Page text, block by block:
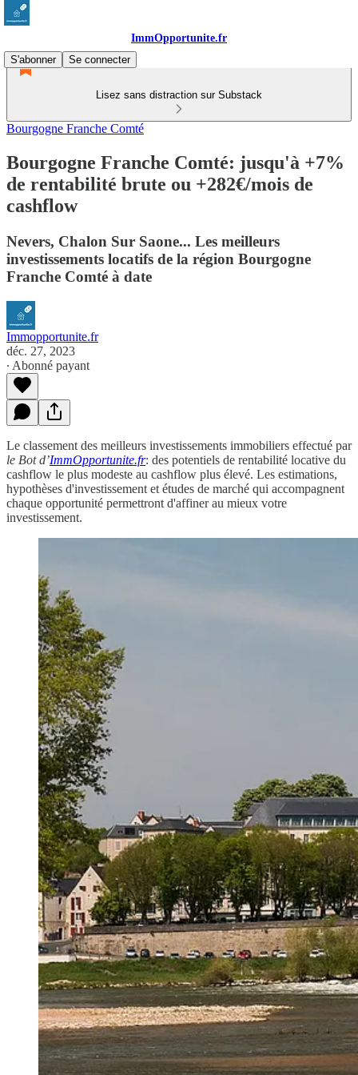
ImmOpportunite.fr
S'abonner
Se connecter
Lisez sans distraction sur Substack
Bourgogne Franche Comté
Bourgogne Franche Comté: jusqu'à +7%
de rentabilité brute ou +282€/mois de
cashflow
Nevers, Chalon Sur Saone... Les meilleurs
investissements locatifs de la région Bourgogne
Franche Comté à date
Immopportunite.fr
déc. 27, 2023
∙ Abonné payant
Le classement des meilleurs investissements immobiliers effectué par
le Bot d’ImmOpportunite.fr: des potentiels de rentabilité locative du
cashflow le plus modeste au cashflow plus élevé. Les estimations,
hypothèses d'investissement et études de marché qui accompagnent
chaque opportunité permettront d'affiner au mieux votre
investissement.